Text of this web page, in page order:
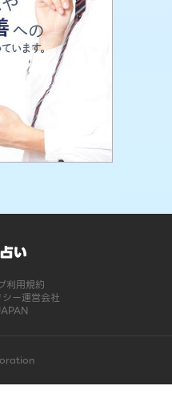
利用規約
ー運営会社
した | LINE占い